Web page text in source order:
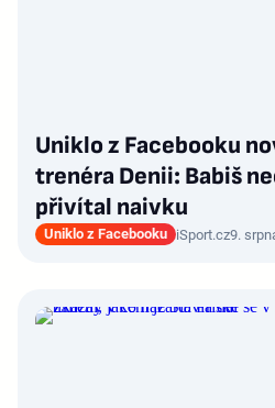
Uniklo z Facebooku
trenéra Denii: Babiš
přivítal naivku
Uniklo z Facebooku iSport.cz9.